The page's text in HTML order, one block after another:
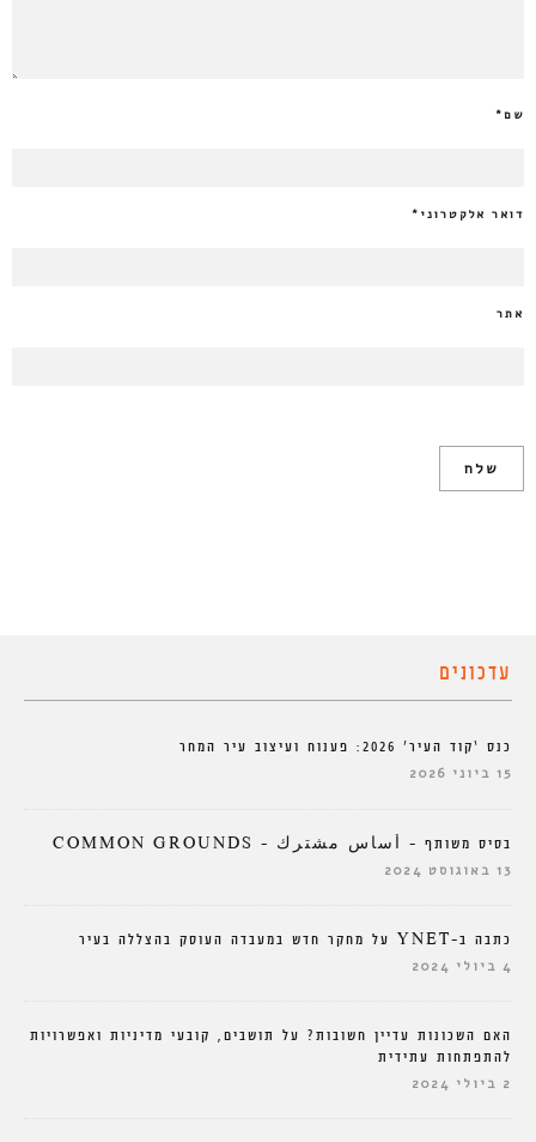
שם*
דואר אלקטרוני *
אתר
עדכונים
כנס ‘קוד העיר’ 2026: פענוח ועיצוב עיר המחר
15 ביוני 2026
בסיס משותף – أساس مشترك – COMMON GROUNDS
13 באוגוסט 2024
כתבה ב-YNET על מחקר חדש במעבדה העוסק בהצללה בעיר
4 ביולי 2024
האם השכונות עדיין חשובות? על תושבים, קובעי מדיניות ואפשרויות
להתפתחות עתידית
2 ביולי 2024